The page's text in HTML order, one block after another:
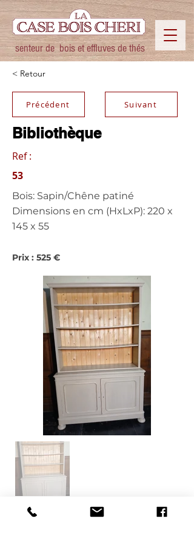
senteur de bois et effluves de thés
< Retour
Précédent Suivant
Bibliothèque
Ref :
53
Bois: Sapin/Chêne patiné
Dimensions en cm (HxLxP): 220 x
145 x 55
Prix : 525 €